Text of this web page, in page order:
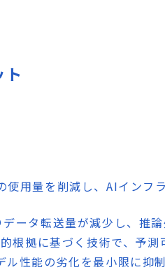
使用量を削減し、AIインフ
ータ転送量が減少し、推
根拠に基づく技術で、予測
性能の劣化を最小限に抑制